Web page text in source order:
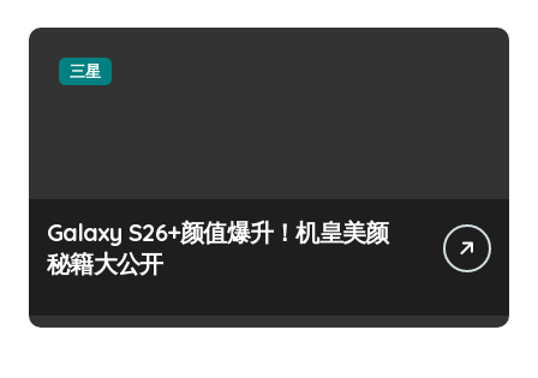
三星
Galaxy S26+颜值爆升！机皇美颜
秘籍大公开